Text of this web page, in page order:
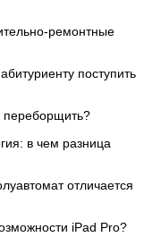
ремонтные
поступить
переборщить?
в чем разница
отличается
iPad Pro?